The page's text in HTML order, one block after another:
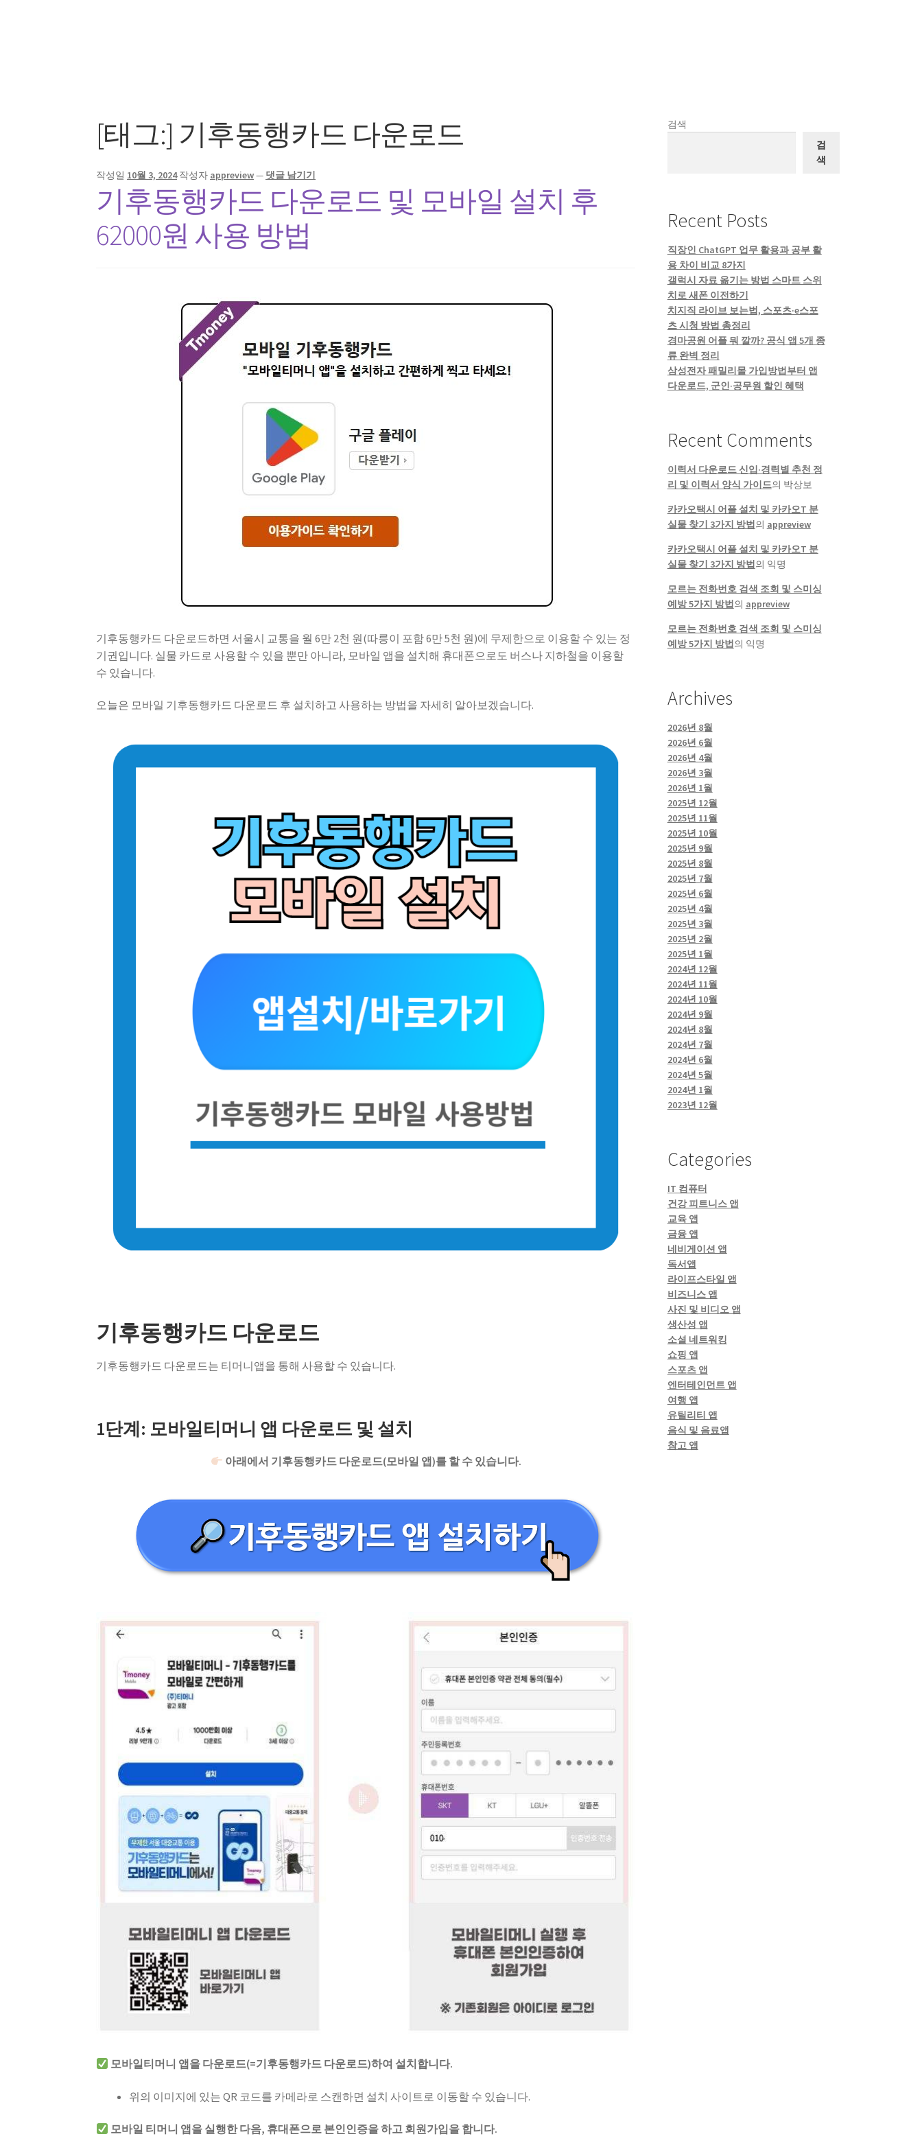
[태그:] 기후동행카드 다운로드
작성일 10월 3, 2024 작성자 appreview— 댓글 남기기
기후동행카드 다운로드 및 모바일 설치 후
62000원 사용 방법
기후동행카드 다운로드하면 서울시 교통을 월 6만 2천 원(따릉이 포함 6만 5천 원)에 무제한으로 이용할 수 있는 정
기권입니다. 실물 카드로 사용할 수 있을 뿐만 아니라, 모바일 앱을 설치해 휴대폰으로도 버스나 지하철을 이용할
수 있습니다.
오늘은 모바일 기후동행카드 다운로드 후 설치하고 사용하는 방법을 자세히 알아보겠습니다.
기후동행카드 다운로드
기후동행카드 다운로드는 티머니앱을 통해 사용할 수 있습니다.
1단계: 모바일티머니 앱 다운로드 및 설치
아래에서 기후동행카드 다운로드(모바일 앱)를 할 수 있습니다.
모바일티머니 앱을 다운로드(=기후동행카드 다운로드)하여 설치합니다.
위의 이미지에 있는 QR 코드를 카메라로 스캔하면 설치 사이트로 이동할 수 있습니다.
모바일 티머니 앱을 실행한 다음, 휴대폰으로 본인인증을 하고 회원가입을 합니다.
검색
검
색
Recent Posts
직장인 ChatGPT 업무 활용과 공부 활
용 차이 비교 8가지
갤럭시 자료 옮기는 방법 스마트 스위
치로 새폰 이전하기
치지직 라이브 보는법, 스포츠·e스포
츠 시청 방법 총정리
경마공원 어플 뭐 깔까? 공식 앱 5개 종
류 완벽 정리
삼성전자 패밀리몰 가입방법부터 앱
다운로드, 군인·공무원 할인 혜택
Recent Comments
이력서 다운로드 신입·경력별 추천 정
리 및 이력서 양식 가이드의 박상보
카카오택시 어플 설치 및 카카오T 분
실물 찾기 3가지 방법의 appreview
카카오택시 어플 설치 및 카카오T 분
실물 찾기 3가지 방법의 익명
모르는 전화번호 검색 조회 및 스미싱
예방 5가지 방법의 appreview
모르는 전화번호 검색 조회 및 스미싱
예방 5가지 방법의 익명
Archives
2026년 8월
2026년 6월
2026년 4월
2026년 3월
2026년 1월
2025년 12월
2025년 11월
2025년 10월
2025년 9월
2025년 8월
2025년 7월
2025년 6월
2025년 4월
2025년 3월
2025년 2월
2025년 1월
2024년 12월
2024년 11월
2024년 10월
2024년 9월
2024년 8월
2024년 7월
2024년 6월
2024년 5월
2024년 1월
2023년 12월
Categories
IT 컴퓨터
건강 피트니스 앱
교육 앱
금융 앱
네비게이션 앱
독서앱
라이프스타일 앱
비즈니스 앱
사진 및 비디오 앱
생산성 앱
소셜 네트워킹
쇼핑 앱
스포츠 앱
엔터테인먼트 앱
여행 앱
유틸리티 앱
음식 및 음료앱
참고 앱